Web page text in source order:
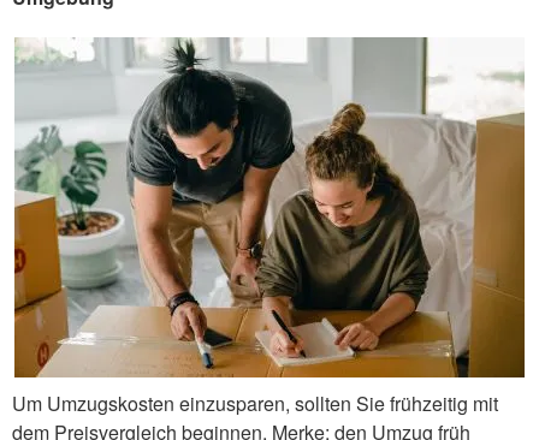
Um Umzugskosten einzusparen, sollten Sie frühzeitig mit
dem Preisvergleich beginnen. Merke: den Umzug früh